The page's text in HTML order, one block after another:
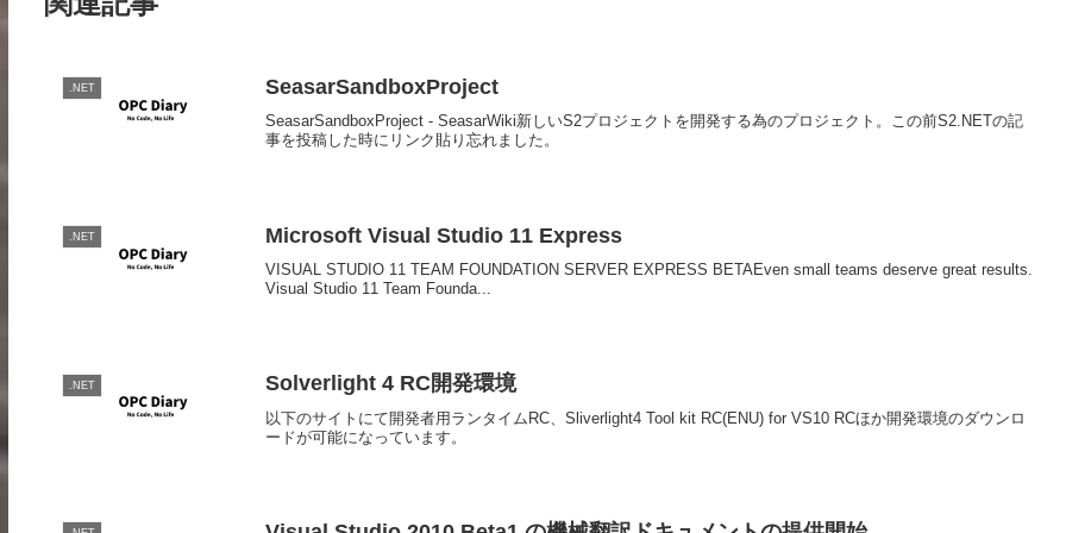
.NET SeasarSandboxProject
SeasarSandboxProject - SeasarWiki新しいS2プロジェクトを開発する為のプロジェクト。この前S2.NETの記
事を投稿した時にリンク貼り忘れました。
.NET Microsoft Visual Studio 11 Express
VISUAL STUDIO 11 TEAM FOUNDATION SERVER EXPRESS BETAEven small teams deserve great results.
Visual Studio 11 Team Founda...
.NET Solverlight 4 RC開発環境
以下のサイトにて開発者用ランタイムRC、Sliverlight4 Tool kit RC(ENU) for VS10 RCほか開発環境のダウンロ
ードが可能になっています。